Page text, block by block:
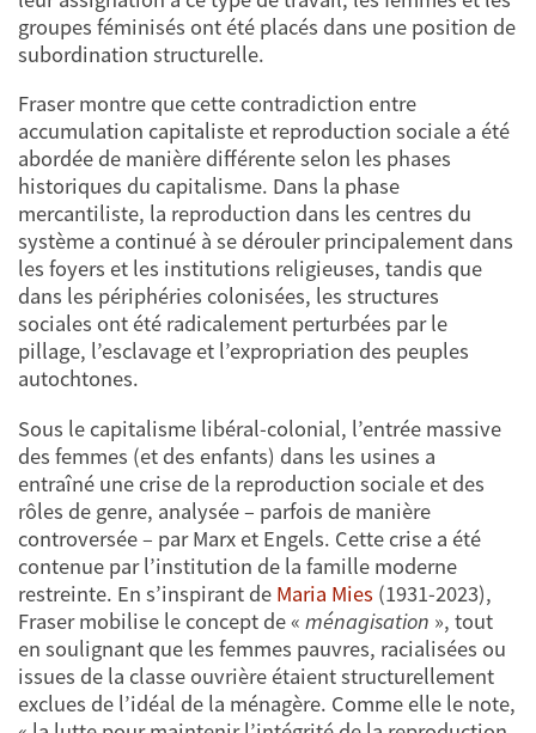
groupes féminisés ont été placés dans une position de
subordination structurelle.
Fraser montre que cette contradiction entre
accumulation capitaliste et reproduction sociale a été
abordée de manière différente selon les phases
historiques du capitalisme. Dans la phase
mercantiliste, la reproduction dans les centres du
système a continué à se dérouler principalement dans
les foyers et les institutions religieuses, tandis que
dans les périphéries colonisées, les structures
sociales ont été radicalement perturbées par le
pillage, l’esclavage et l’expropriation des peuples
autochtones.
Sous le capitalisme libéral-colonial, l’entrée massive
des femmes (et des enfants) dans les usines a
entraîné une crise de la reproduction sociale et des
rôles de genre, analysée – parfois de manière
controversée – par Marx et Engels. Cette crise a été
contenue par l’institution de la famille moderne
restreinte. En s’inspirant de Maria Mies (1931-2023),
Fraser mobilise le concept de « ménagisation », tout
en soulignant que les femmes pauvres, racialisées ou
issues de la classe ouvrière étaient structurellement
exclues de l’idéal de la ménagère. Comme elle le note,